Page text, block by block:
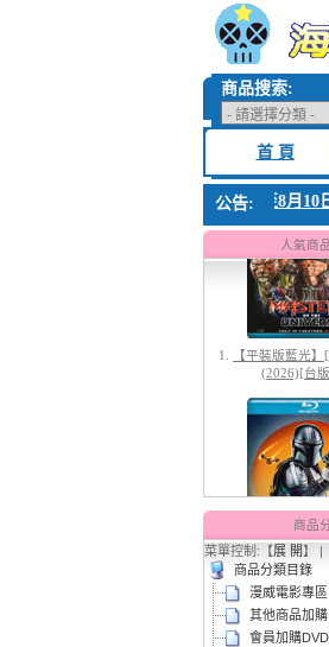
商品搜索:
首 頁
公告:
感恩回饋!!! 優惠時間 8月04日至8月10日
人氣商
1.【平裝版藍光
(2026)[台
【平裝版藍光】[
古古 (2026)[
商品
菜單控制:【展 開】 |
商品分類目錄
漫威電影專區
其他商品加購
會員加購DVD